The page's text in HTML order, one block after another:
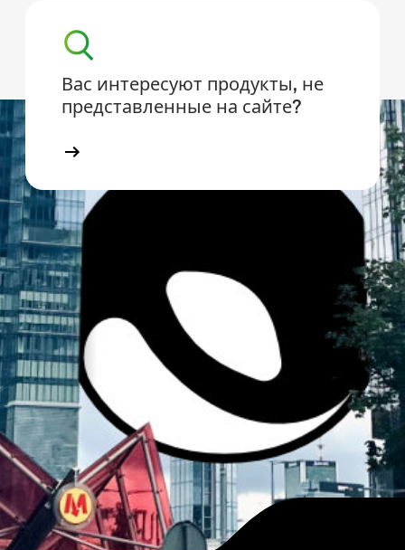
Вас интересуют продукты, не
представленные на сайте?